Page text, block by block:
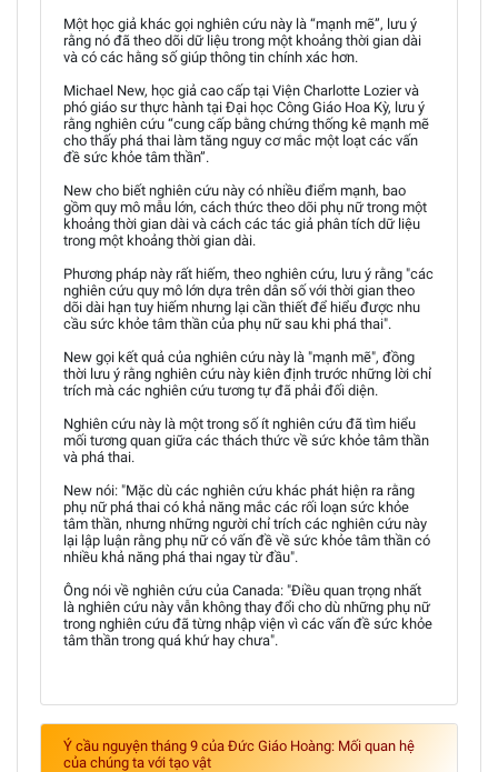
Một học giả khác gọi nghiên cứu này là “mạnh mẽ”, lưu ý
rằng nó đã theo dõi dữ liệu trong một khoảng thời gian dài
và có các hằng số giúp thông tin chính xác hơn.
Michael New, học giả cao cấp tại Viện Charlotte Lozier và
phó giáo sư thực hành tại Đại học Công Giáo Hoa Kỳ, lưu ý
rằng nghiên cứu “cung cấp bằng chứng thống kê mạnh mẽ
cho thấy phá thai làm tăng nguy cơ mắc một loạt các vấn
đề sức khỏe tâm thần”.
New cho biết nghiên cứu này có nhiều điểm mạnh, bao
gồm quy mô mẫu lớn, cách thức theo dõi phụ nữ trong một
khoảng thời gian dài và cách các tác giả phân tích dữ liệu
trong một khoảng thời gian dài.
Phương pháp này rất hiếm, theo nghiên cứu, lưu ý rằng "các
nghiên cứu quy mô lớn dựa trên dân số với thời gian theo
dõi dài hạn tuy hiếm nhưng lại cần thiết để hiểu được nhu
cầu sức khỏe tâm thần của phụ nữ sau khi phá thai".
New gọi kết quả của nghiên cứu này là "mạnh mẽ", đồng
thời lưu ý rằng nghiên cứu này kiên định trước những lời chỉ
trích mà các nghiên cứu tương tự đã phải đối diện.
Nghiên cứu này là một trong số ít nghiên cứu đã tìm hiểu
mối tương quan giữa các thách thức về sức khỏe tâm thần
và phá thai.
New nói: "Mặc dù các nghiên cứu khác phát hiện ra rằng
phụ nữ phá thai có khả năng mắc các rối loạn sức khỏe
tâm thần, nhưng những người chỉ trích các nghiên cứu này
lại lập luận rằng phụ nữ có vấn đề về sức khỏe tâm thần có
nhiều khả năng phá thai ngay từ đầu".
Ông nói về nghiên cứu của Canada: "Điều quan trọng nhất
là nghiên cứu này vẫn không thay đổi cho dù những phụ nữ
trong nghiên cứu đã từng nhập viện vì các vấn đề sức khỏe
tâm thần trong quá khứ hay chưa".
Ý cầu nguyện tháng 9 của Đức Giáo Hoàng: Mối quan hệ
của chúng ta với tạo vật